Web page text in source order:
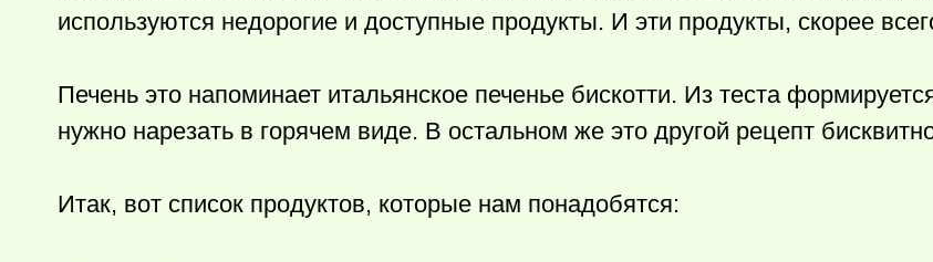
используются недорогие и доступные продукты. И эти продукты, скорее
Печень это напоминает итальянское печенье бискотти. Из теста
нужно нарезать в горячем виде. В остальном же это другой рецепт
Итак, вот список продуктов, которые нам понадобятся: